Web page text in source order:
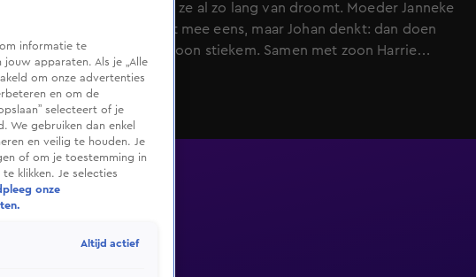
puppy waar ze al zo lang van droomt. Moeder Janneke
is het er niet mee eens, maar Johan denkt: dan doen
we het gewoon stiekem. Samen met zoon Harrie
smedt hij een plan!
informatie te
apparaten. Als je „Alle
om onze advertenties
en om de
selecteert of je
We gebruiken dan enkel
en veilig te houden. Je
of om je toestemming in
klikken. Je selecties
onze
Altijd actief